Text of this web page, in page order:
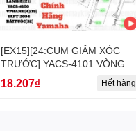
[EX15][24:CỤM GIẢM XÓC
TRƯỚC] YACS-4101 VÒNG
ĐỆM EX15 (15-18) (14) (29)-
[Yamaha], EX155 [24:CỤM(14)
18.207₫ Hết hàng